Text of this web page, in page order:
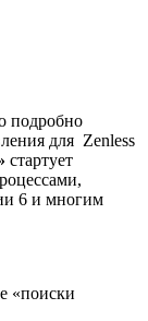
подробно
для Zenless
стартует
6 и многим
«поиски